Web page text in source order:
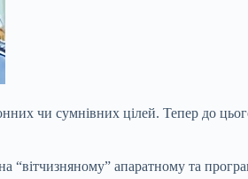
чи сумнівних цілей. Тепер до
“вітчизняному” апаратному та